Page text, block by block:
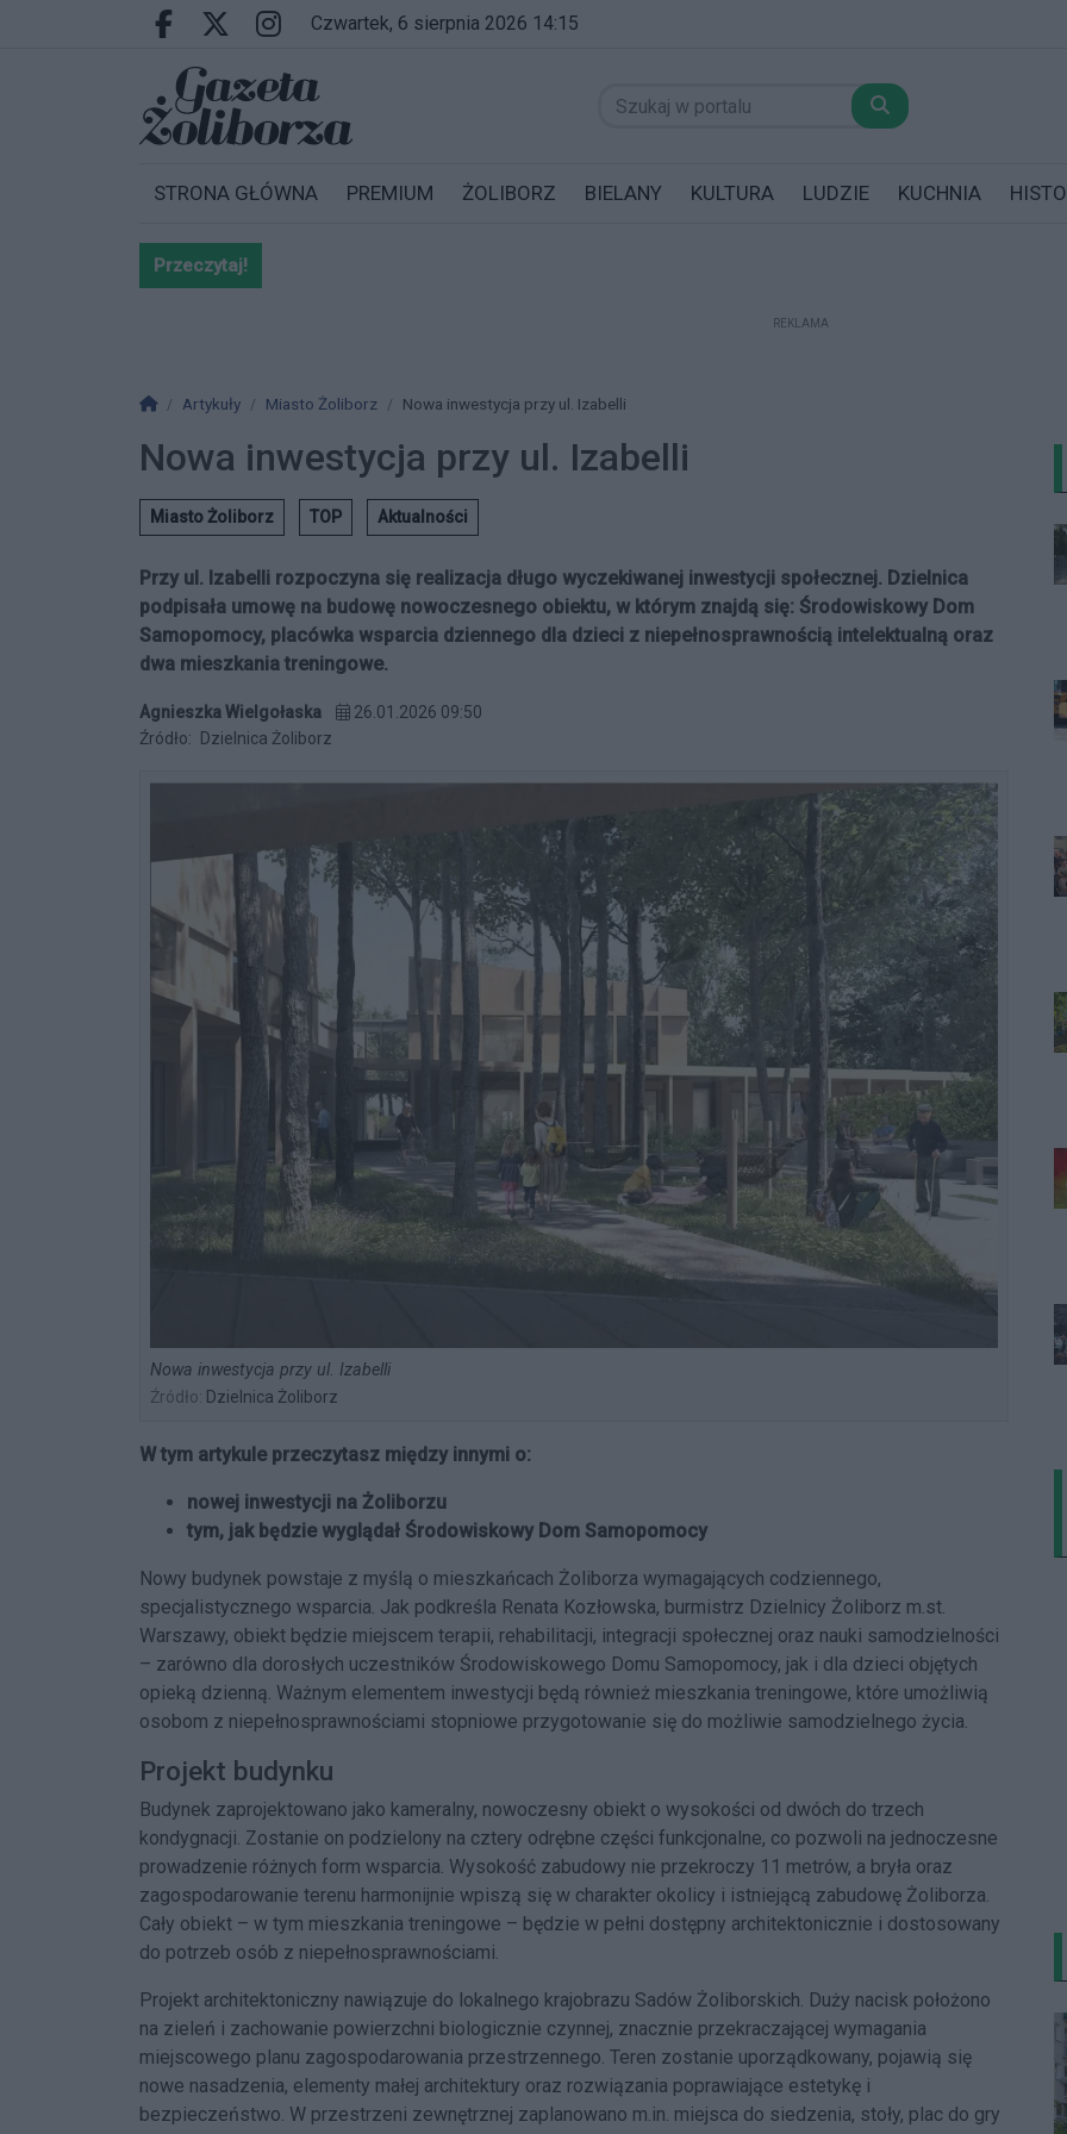
Przejdź do głównych treści
Przejdź do wyszukiwarki
Przejdź do głównego menu
Facebook.com
X.comInstagram.com
czwartek, 6 sierpnia 2026 14:15
STRONA GŁÓWNA PREMIUM ŻOLIBORZ BIELANY KULTURA LUDZIE KUCHNIA
Przeczytaj!
REKLAMA
Strona główna
Artykuły Miasto Żoliborz Nowa inwestycja przy ul. Izabelli
Nowa inwestycja przy ul. Izabelli
Miasto Żoliborz TOP Aktualności
Przy ul. Izabelli rozpoczyna się realizacja długo wyczekiwanej inwestycji społecznej. Dzielnica
podpisała umowę na budowę nowoczesnego obiektu, w którym znajdą się: Środowiskowy Dom
Samopomocy, placówka wsparcia dziennego dla dzieci z niepełnosprawnością intelektualną oraz
dwa mieszkania treningowe.
Agnieszka Wielgołaska
26.01.2026 09:50
Źródło:
Dzielnica Żoliborz
Nowa inwestycja przy ul. Izabelli
Źródło: Dzielnica Żoliborz
W tym artykule przeczytasz między innymi o:
nowej inwestycji na Żoliborzu
tym, jak będzie wyglądał Środowiskowy Dom Samopomocy
Nowy budynek powstaje z myślą o mieszkańcach Żoliborza wymagających codziennego,
specjalistycznego wsparcia. Jak podkreśla Renata Kozłowska, burmistrz Dzielnicy Żoliborz m.st.
Warszawy, obiekt będzie miejscem terapii, rehabilitacji, integracji społecznej oraz nauki samodzielności
– zarówno dla dorosłych uczestników Środowiskowego Domu Samopomocy, jak i dla dzieci objętych
opieką dzienną. Ważnym elementem inwestycji będą również mieszkania treningowe, które umożliwią
osobom z niepełnosprawnościami stopniowe przygotowanie się do możliwie samodzielnego życia.
Projekt budynku
Budynek zaprojektowano jako kameralny, nowoczesny obiekt o wysokości od dwóch do trzech
kondygnacji. Zostanie on podzielony na cztery odrębne części funkcjonalne, co pozwoli na jednoczesne
prowadzenie różnych form wsparcia. Wysokość zabudowy nie przekroczy 11 metrów, a bryła oraz
zagospodarowanie terenu harmonijnie wpiszą się w charakter okolicy i istniejącą zabudowę Żoliborza.
Cały obiekt – w tym mieszkania treningowe – będzie w pełni dostępny architektonicznie i dostosowany
do potrzeb osób z niepełnosprawnościami.
Projekt architektoniczny nawiązuje do lokalnego krajobrazu Sadów Żoliborskich. Duży nacisk położono
na zieleń i zachowanie powierzchni biologicznie czynnej, znacznie przekraczającej wymagania
miejscowego planu zagospodarowania przestrzennego. Teren zostanie uporządkowany, pojawią się
nowe nasadzenia, elementy małej architektury oraz rozwiązania poprawiające estetykę i
bezpieczeństwo. W przestrzeni zewnętrznej zaplanowano m.in. miejsca do siedzenia, stoły, plac do gry